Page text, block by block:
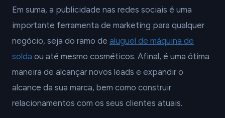
Em suma, a publicidade nas redes sociais é uma
importante ferramenta de marketing para qualquer
negócio, seja do ramo de aluguel de máquina de
solda ou até mesmo cosméticos. Afinal, é uma ótima
maneira de alcançar novos leads e expandir o
alcance da sua marca, bem como construir
relacionamentos com os seus clientes atuais.